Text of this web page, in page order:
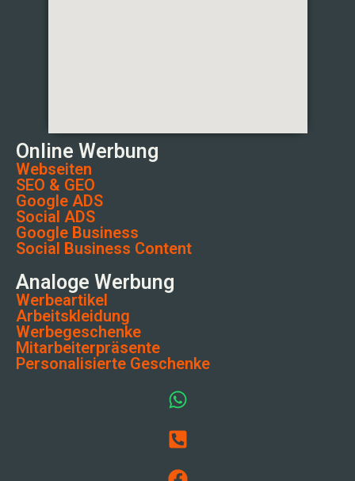
Online Werbung
Webseiten
SEO & GEO
Google ADS
Social ADS
Google Business
Social Business Content
Analoge Werbung
Werbeartikel
Arbeitskleidung
Werbegeschenke
Mitarbeiterpräsente
Personalisierte Geschenke